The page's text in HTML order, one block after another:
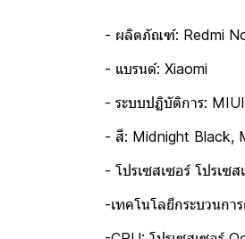
- ผลิตภัณฑ์: Redmi
- แบรนด์: Xiaomi
- ระบบปฏิบัติการ:
- สี: Midnight Black,
- โปรเซสเซอร์ โปรเซ
-เทคโนโลยีกระบวนกา